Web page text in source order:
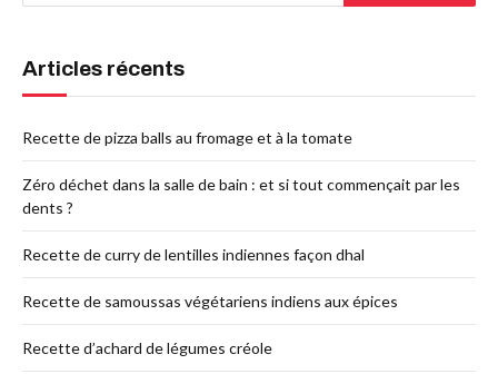
Articles récents
Recette de pizza balls au fromage et à la tomate
Zéro déchet dans la salle de bain : et si tout commençait par les
dents ?
Recette de curry de lentilles indiennes façon dhal
Recette de samoussas végétariens indiens aux épices
Recette d’achard de légumes créole